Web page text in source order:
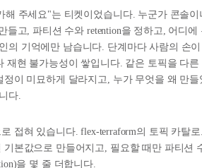
해 주세요"는 티켓이었습니다. 누군가 콘솔이
들고, 파티션 수와 retention을 정하고, 어디에
의 기억에만 남습니다. 단계마다 사람의 손이
재현 불가능성이 쌓입니다. 같은 토픽을 다른
정이 미묘하게 달라지고, 누가 무엇을 왜 만들
다.
로 접혀 있습니다. flex-terraform의 토픽 카탈
기본값으로 만들어지고, 필요할 때만 파티션
을 몇 줄 더합니다.